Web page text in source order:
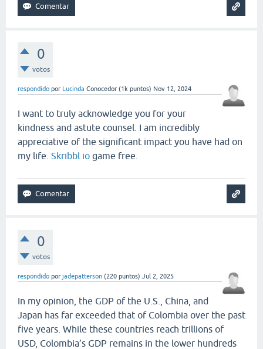
0
votos
respondido por Lucinda Conocedor (1k puntos) Nov 12, 2024
I want to truly acknowledge you for your
kindness and astute counsel. I am incredibly
appreciative of the significant impact you have had on
my life. Skribbl io game free.
0
votos
respondido por jadepatterson (220 puntos) Jul 2, 2025
In my opinion, the GDP of the U.S., China, and
Japan has far exceeded that of Colombia over the past
five years. While these countries reach trillions of
USD, Colombia’s GDP remains in the lower hundreds